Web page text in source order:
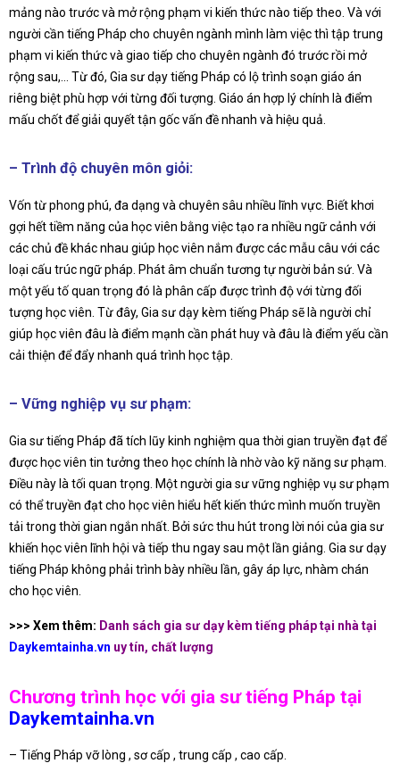
mảng nào trước và mở rộng phạm vi kiến thức nào tiếp theo. Và với
người cần tiếng Pháp cho chuyên ngành mình làm việc thì tập trung
phạm vi kiến thức và giao tiếp cho chuyên ngành đó trước rồi mở
rộng sau,… Từ đó, Gia sư dạy tiếng Pháp có lộ trình soạn giáo án
riêng biệt phù hợp với từng đối tượng. Giáo án hợp lý chính là điểm
mấu chốt để giải quyết tận gốc vấn đề nhanh và hiệu quả.
– Trình độ chuyên môn giỏi:
Vốn từ phong phú, đa dạng và chuyên sâu nhiều lĩnh vực. Biết khơi
gợi hết tiềm năng của học viên bằng việc tạo ra nhiều ngữ cảnh với
các chủ đề khác nhau giúp học viên nắm được các mẫu câu với các
loại cấu trúc ngữ pháp. Phát âm chuẩn tương tự người bản sứ. Và
một yếu tố quan trọng đó là phân cấp được trình độ với từng đối
tượng học viên. Từ đây, Gia sư dạy kèm tiếng Pháp sẽ là người chỉ
giúp học viên đâu là điểm mạnh cần phát huy và đâu là điểm yếu cần
cải thiện để đẩy nhanh quá trình học tập.
– Vững nghiệp vụ sư phạm:
Gia sư tiếng Pháp đã tích lũy kinh nghiệm qua thời gian truyền đạt để
được học viên tin tưởng theo học chính là nhờ vào kỹ năng sư phạm.
Điều này là tối quan trọng. Một người gia sư vững nghiệp vụ sư phạm
có thể truyền đạt cho học viên hiểu hết kiến thức mình muốn truyền
tải trong thời gian ngắn nhất. Bởi sức thu hút trong lời nói của gia sư
khiến học viên lĩnh hội và tiếp thu ngay sau một lần giảng. Gia sư dạy
tiếng Pháp không phải trình bày nhiều lần, gây áp lực, nhàm chán
cho học viên.
>>> Xem thêm: Danh sách gia sư dạy kèm tiếng pháp tại nhà tại
Daykemtainha.vn uy tín, chất lượng
Chương trình học với gia sư tiếng Pháp tại
Daykemtainha.vn
– Tiếng Pháp vỡ lòng , sơ cấp , trung cấp , cao cấp.